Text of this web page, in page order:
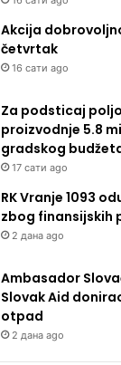
Akcija
četvrtak
16 сати ago
Za podsticaj
proizvodnje 5.8
gradskog
17 сати ago
RK Vranje 1093
zbog finansijskih
2 дана ago
Ambasador
Slovak Aid
otpad
2 дана ago